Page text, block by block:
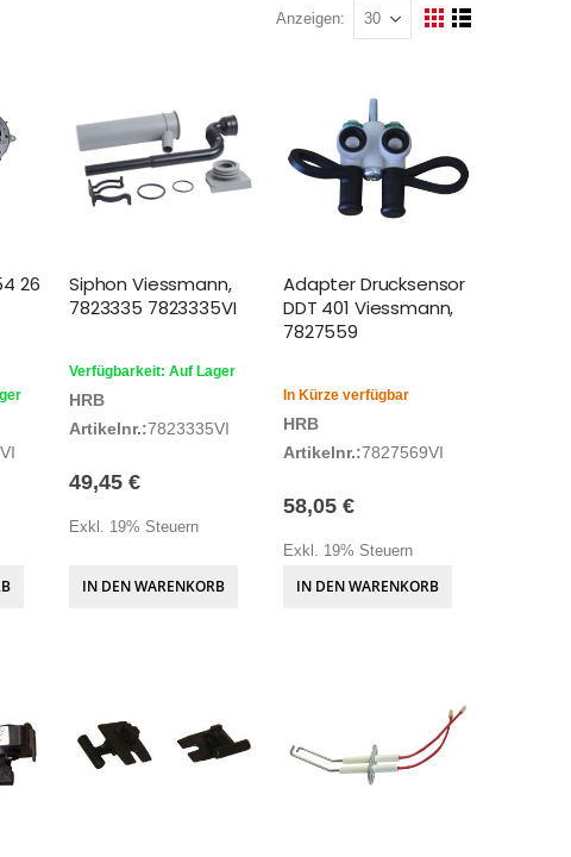
Anzeigen
Ansicht
26
Siphon Viessmann,
7823335 7823335VI
Verfügbarkeit: Auf Lager
HRB
Artikelnr.:7823335VI
49,45 €
Exkl. 19% Steuern
IN DEN WARENKORB
Adapter Drucksensor
DDT 401 Viessmann,
7827559
In Kürze verfügbar
HRB
Artikelnr.:7827569VI
58,05 €
Exkl. 19% Steuern
IN DEN WARENKORB